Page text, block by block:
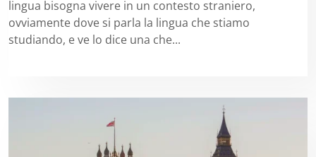
lingua bisogna vivere in un contesto straniero,
ovviamente dove si parla la lingua che stiamo
studiando, e ve lo dice una che...